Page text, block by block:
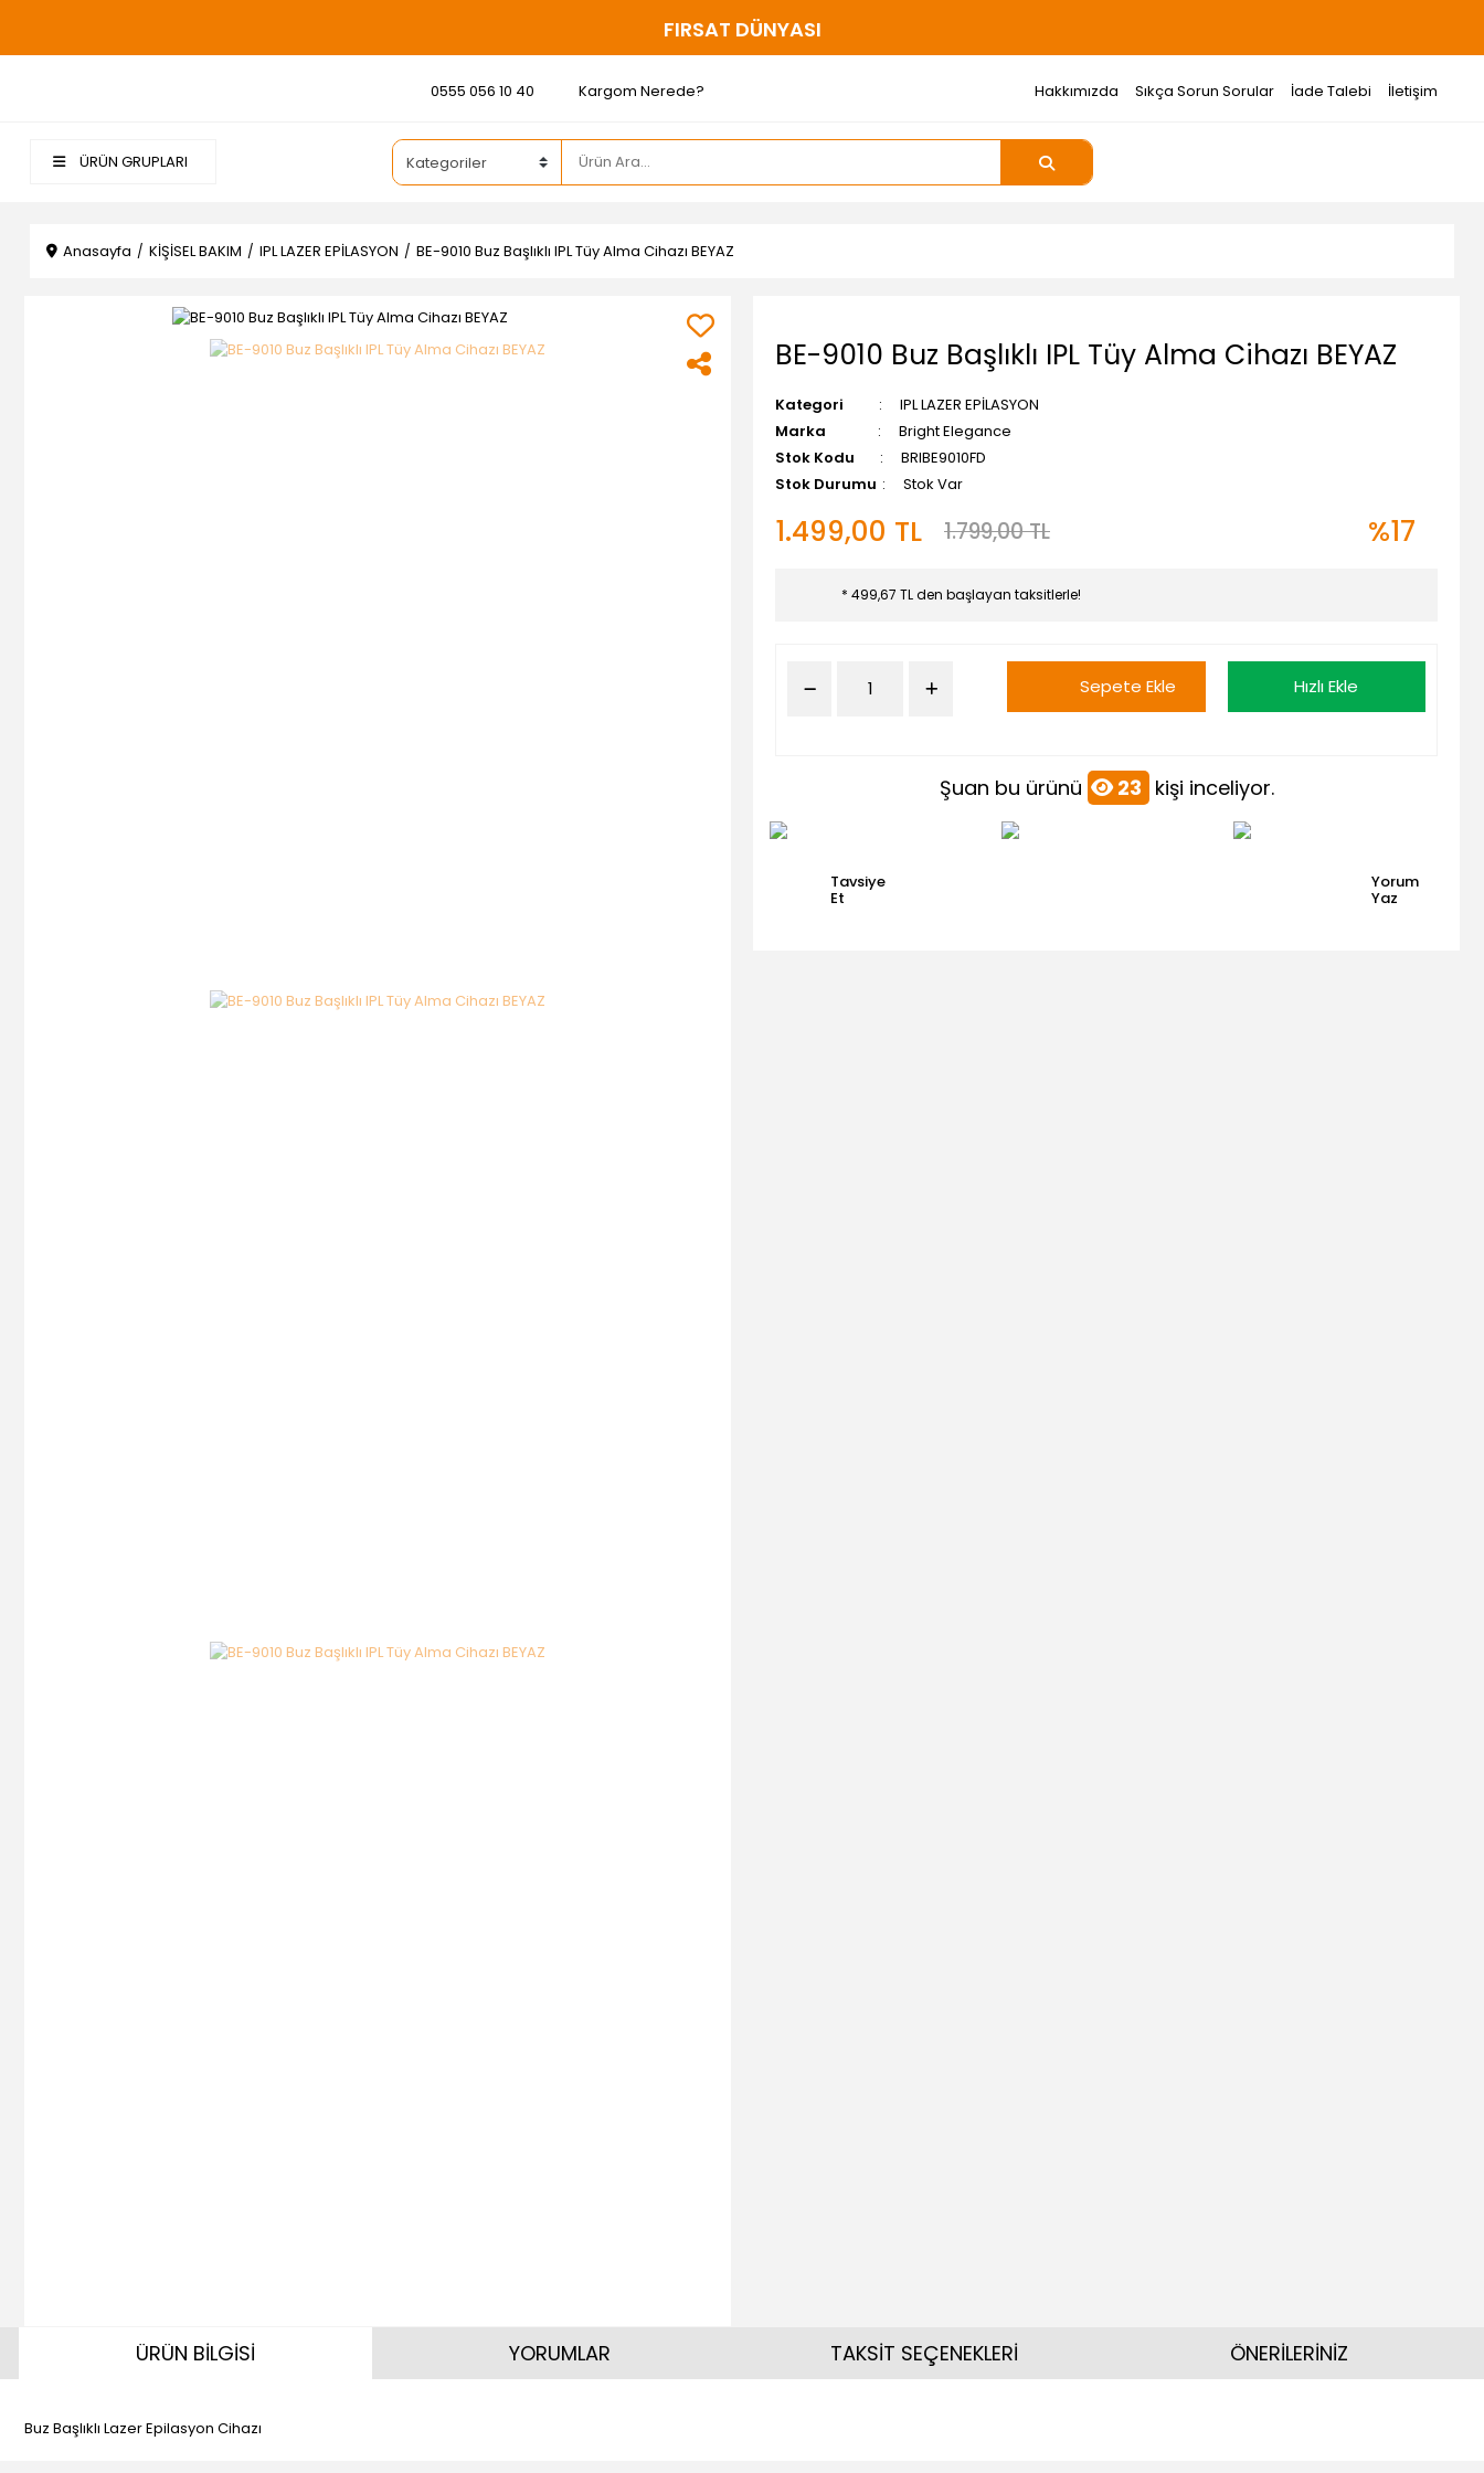
200 ₺ ve ÜZERİ ÜCRETSİZ KARGO
0555 056 10 40 Kargom Nerede? Hakkımızda Sıkça Sorun Sorular İade Talebi İletişim
ÜRÜN GRUPLARI
Anasayfa KİŞİSEL BAKIM IPL LAZER EPİLASYON BE-9010 Buz Başlıklı IPL Tüy Alma Cihazı BEYAZ
BE-9010 Buz Başlıklı IPL Tüy Alma Cihazı BEYAZ
Kategori
IPL LAZER EPİLASYON
Marka
Bright Elegance
Stok Kodu
BRIBE9010FD
Stok Durumu
Stok Var
1.499,00 TL 1.799,00 TL %17
* 499,67 TL den başlayan taksitlerle!
Sepete Ekle Hızlı Ekle
Şuan bu ürünü 23 kişi inceliyor.
Tavsiye
Et
Yorum
Yaz
ÜRÜN BİLGİSİ
Buz Başlıklı Lazer Epilasyon Cihazı
YORUMLAR TAKSİT SEÇENEKLERİ ÖNERİLERİNİZ